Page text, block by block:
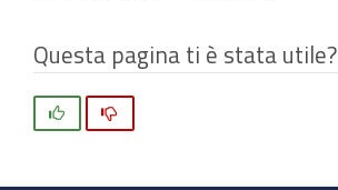
Questa pagina ti è stata utile?